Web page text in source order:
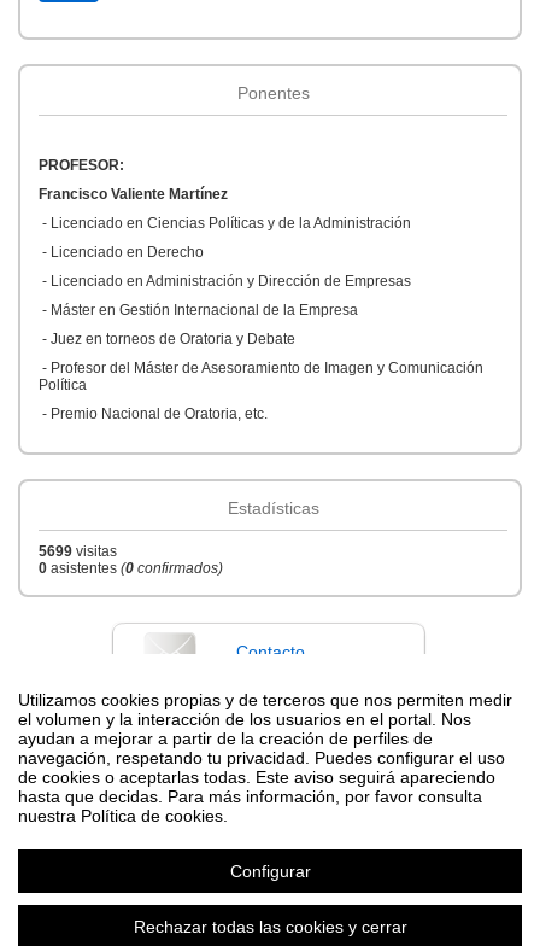
Utilizamos cookies propias y de terceros que nos permiten medir
el volumen y la interacción de los usuarios en el portal. Nos
ayudan a mejorar a partir de la creación de perfiles de
navegación, respetando tu privacidad. Puedes configurar el uso
de cookies o aceptarlas todas. Este aviso seguirá apareciendo
hasta que decidas. Para más información, por favor consulta
nuestra Política de cookies.
Configurar
Rechazar todas las cookies y cerrar
Ponentes
PROFESOR:
Francisco Valiente Martínez
- Licenciado en Ciencias Políticas y de la Administración
- Licenciado en Derecho
- Licenciado en Administración y Dirección de Empresas
- Máster en Gestión Internacional de la Empresa
- Juez en torneos de Oratoria y Debate
- Profesor del Máster de Asesoramiento de Imagen y Comunicación
Política
- Premio Nacional de Oratoria, etc.
Estadísticas
5699 visitas
0 asistentes (0 confirmados)
Contacto
Difunde tu evento poniendo el siguiente código en tu sitio
Técnicas de Estudio Organizado por Asoc. Jóvenes Europeos